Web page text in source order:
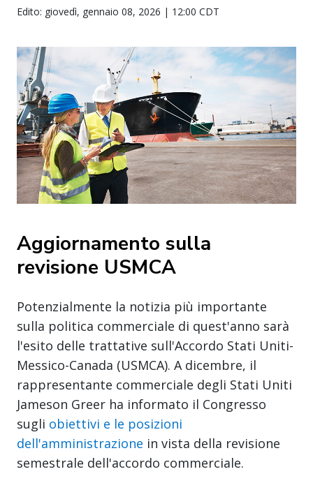
Edito: giovedì, gennaio 08, 2026 | 12:00 CDT
Aggiornamento sulla
revisione USMCA
Potenzialmente la notizia più importante
sulla politica commerciale di quest'anno sarà
l'esito delle trattative sull'Accordo Stati Uniti-
Messico-Canada (USMCA). A dicembre, il
rappresentante commerciale degli Stati Uniti
Jameson Greer ha informato il Congresso
sugli obiettivi e le posizioni
dell'amministrazione in vista della revisione
semestrale dell'accordo commerciale.